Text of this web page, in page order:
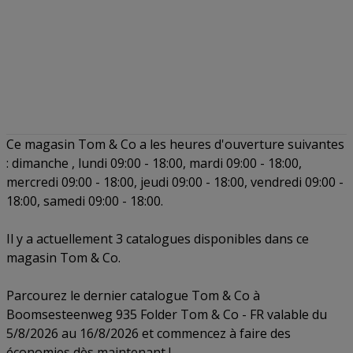
Ce magasin Tom & Co a les heures d'ouverture suivantes
: dimanche , lundi 09:00 - 18:00, mardi 09:00 - 18:00,
mercredi 09:00 - 18:00, jeudi 09:00 - 18:00, vendredi 09:00 -
18:00, samedi 09:00 - 18:00.
Il y a actuellement 3 catalogues disponibles dans ce
magasin Tom & Co.
Parcourez le dernier catalogue Tom & Co à
Boomsesteenweg 935 Folder Tom & Co - FR valable du
5/8/2026 au 16/8/2026 et commencez à faire des